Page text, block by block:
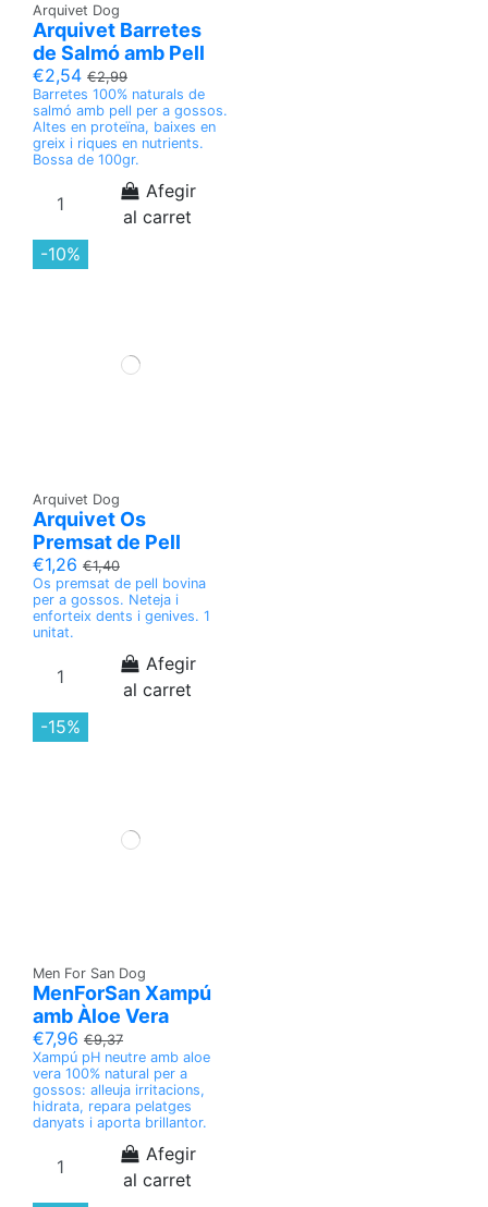
Arquivet Dog
Arquivet Barretes
de Salmó amb Pell
€2,54 €2,99
Barretes 100% naturals de
salmó amb pell per a gossos.
Altes en proteïna, baixes en
greix i riques en nutrients.
Bossa de 100gr.
Afegir
al carret
-10%
Arquivet Dog
Arquivet Os
Premsat de Pell
€1,26 €1,40
Os premsat de pell bovina
per a gossos. Neteja i
enforteix dents i genives. 1
unitat.
Afegir
al carret
-15%
Men For San Dog
MenForSan Xampú
amb Àloe Vera
€7,96 €9,37
Xampú pH neutre amb aloe
vera 100% natural per a
gossos: alleuja irritacions,
hidrata, repara pelatges
danyats i aporta brillantor.
Afegir
al carret